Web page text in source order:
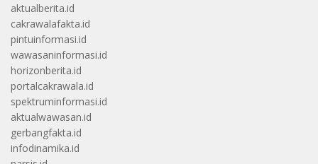
aktualberita.id
cakrawalafakta.id
pintuinformasi.id
wawasaninformasi.id
horizonberita.id
portalcakrawala.id
spektruminformasi.id
aktualwawasan.id
gerbangfakta.id
infodinamika.id